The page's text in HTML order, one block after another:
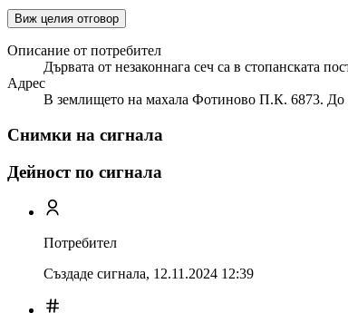
Виж целия отговор
Описание от потребител
Дървата от незаконнага сеч са в стопанската
Адрес
В землището на махала Фотиново П.К. 6873. До
Снимки на сигнала
Дейност по сигнала
Потребител
Създаде сигнала, 12.11.2024 12:39